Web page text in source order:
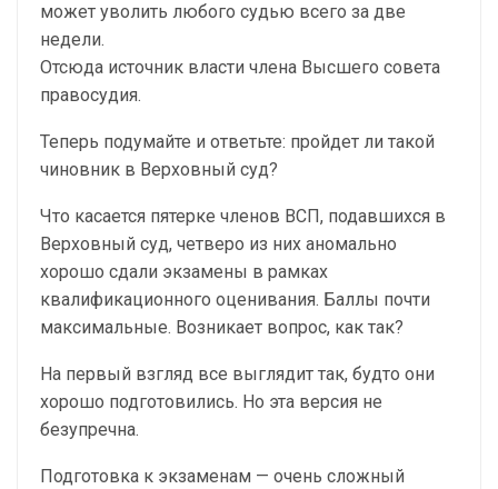
может уволить любого судью всего за две
недели.
Отсюда источник власти члена Высшего совета
правосудия.
Теперь подумайте и ответьте: пройдет ли такой
чиновник в Верховный суд?
Что касается пятерке членов ВСП, подавшихся в
Верховный суд, четверо из них аномально
хорошо сдали экзамены в рамках
квалификационного оценивания. Баллы почти
максимальные. Возникает вопрос, как так?
На первый взгляд все выглядит так, будто они
хорошо подготовились. Но эта версия не
безупречна.
Подготовка к экзаменам — очень сложный